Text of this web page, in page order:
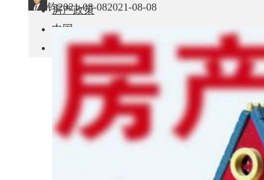
房产政策
中国
其他
钧2021-08-082021-08-08